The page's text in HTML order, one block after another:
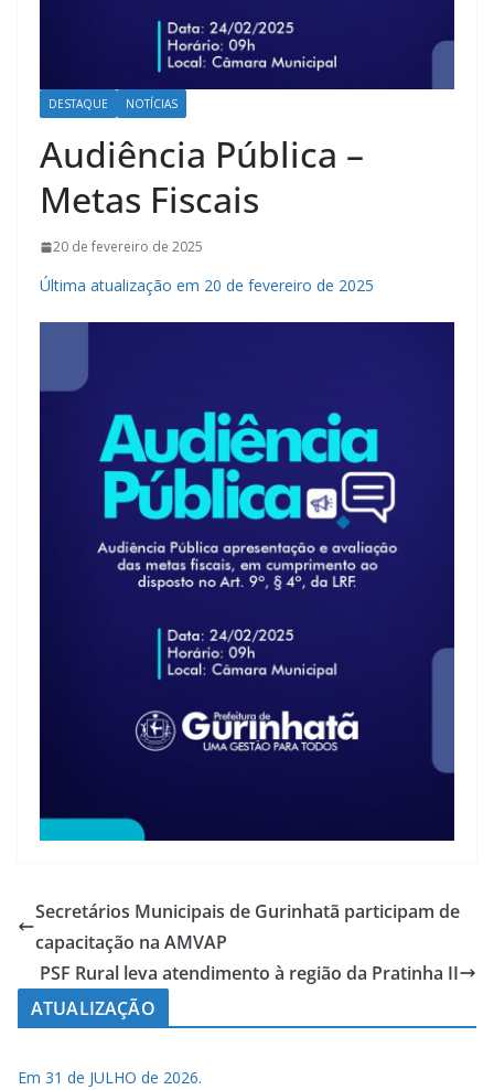
DESTAQUE NOTÍCIAS
Audiência Pública –
Metas Fiscais
20 de fevereiro de 2025
Última atualização em 20 de fevereiro de 2025
Secretários Municipais de Gurinhatã participam de
capacitação na AMVAP
PSF Rural leva atendimento à região da Pratinha II
ATUALIZAÇÃO
Em 31 de JULHO de 2026.